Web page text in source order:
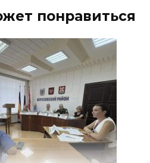
понравиться